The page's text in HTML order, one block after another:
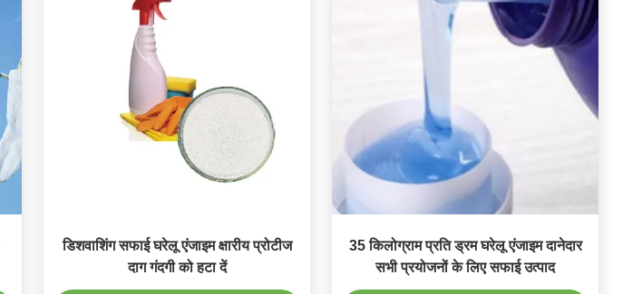
डिशवाशिंग सफाई घरेलू एंजाइम क्षारीय प्रोटीज
दाग गंदगी को हटा दें
35 किलोग्राम प्रति ड्रम घरेलू एंजाइम दानेदार
सभी प्रयोजनों के लिए सफाई उत्पाद